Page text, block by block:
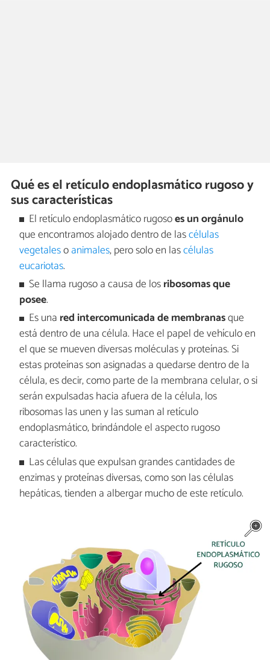
Qué es el retículo endoplasmático rugoso y
sus características
El retículo endoplasmático rugosoes un orgánulo
que encontramos alojado dentro de lascélulas
vegetalesoanimales, pero solo en lascélulas
eucariotas.
Se llama rugoso a causa de losribosomas que
posee.
Es una red intercomunicada de membranasque
está dentro de una célula. Hace el papel de vehículo en
el que se mueven diversas moléculas y proteínas. Si
estas proteínas son asignadas a quedarse dentro de la
célula, es decir, como parte de la membrana celular, o si
serán expulsadas hacia afuera de la célula, los
ribosomas las unen y las suman al retículo
endoplasmático, brindándole el aspecto rugoso
característico.
Las células que expulsan grandes cantidades de
enzimas y proteínas diversas, como son las células
hepáticas, tienden a albergar mucho de este retículo.